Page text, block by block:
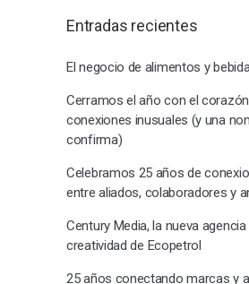
Entradas recientes
El negocio de alimentos y
Cerramos el año con el
conexiones inusuales (y una
confirma)
Celebramos 25 años de
entre aliados, colaboradores y
Century Media, la nueva
creatividad de Ecopetrol
25 años conectando marcas y